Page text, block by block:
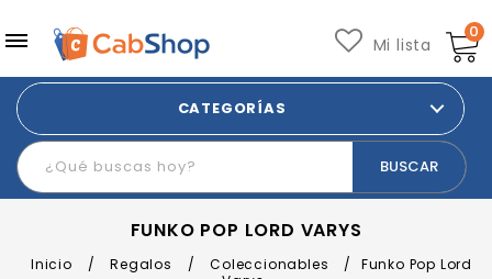
0
Mi lista
CATEGORÍAS
FUNKO POP LORD VARYS
Inicio / Regalos / Coleccionables /
Funko Pop Lord